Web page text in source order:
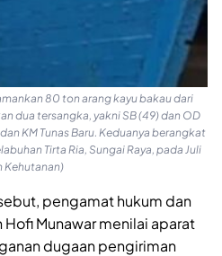
80 ton arang kayu bakau dari
dua tersangka, yakni SB (49) dan OD
KM Tunas Baru. Keduanya berangkat
Tirta Ria, Sungai Raya, pada Juli
Kehutanan)
pengamat hukum dan
Munawar menilai aparat
dugaan pengiriman